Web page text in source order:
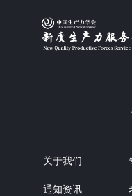
关于我们
通知资讯